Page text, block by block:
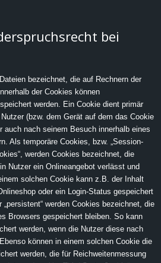
bei
bezeichnet, die auf Rechnern der
der Cookies können
werden. Ein Cookie dient primär
(bzw. dem Gerät auf dem das Cookie
auch nach seinem Besuch innerhalb eines
Als temporäre Cookies, bzw. „Session-
werden Cookies bezeichnet, die
Nutzer ein Onlineangebot verlässt und
solchen Cookie kann z.B. der Inhalt
oder ein Login-Status gespeichert
„persistent“ werden Cookies bezeichnet, die
Browsers gespeichert bleiben. So kann
werden, wenn die Nutzer diese nach
können in einem solchen Cookie die
werden, die für Reichweitenmessung